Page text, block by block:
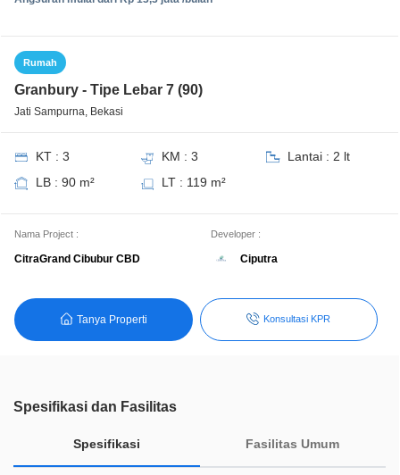
Rumah
Granbury - Tipe Lebar 7 (90)
Jati Sampurna, Bekasi
KT : 3 KM : 3
Lantai : 2 lt
LB : 90 m²
LT : 119 m²
Nama Project :
CitraGrand Cibubur CBD
Developer :
Ciputra
Tanya Properti Konsultasi KPR
Spesifikasi dan Fasilitas
Spesifikasi Fasilitas Umum